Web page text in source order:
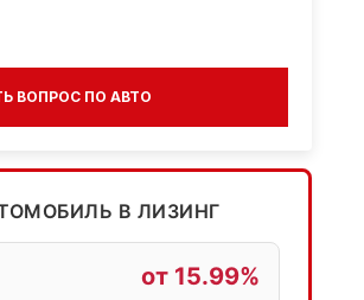
ВОПРОС ПО АВТО
В ЛИЗИНГ
от 15.99%